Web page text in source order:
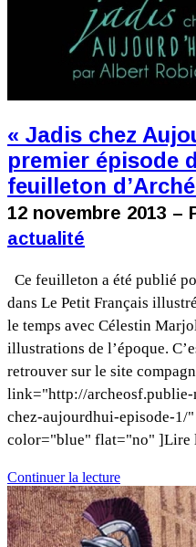
« Jadis chez
premier épisode
feuilleton
12 novembre 2013 –
actualité
Ce feuilleton a été publié
dans Le Petit Français
le temps avec Célestin
illustrations de l’époque.
retrouver sur le site
link="http://
chez-aujourdhui-episode-
color="blue" flat="no" ]Lire
Continuer la lecture